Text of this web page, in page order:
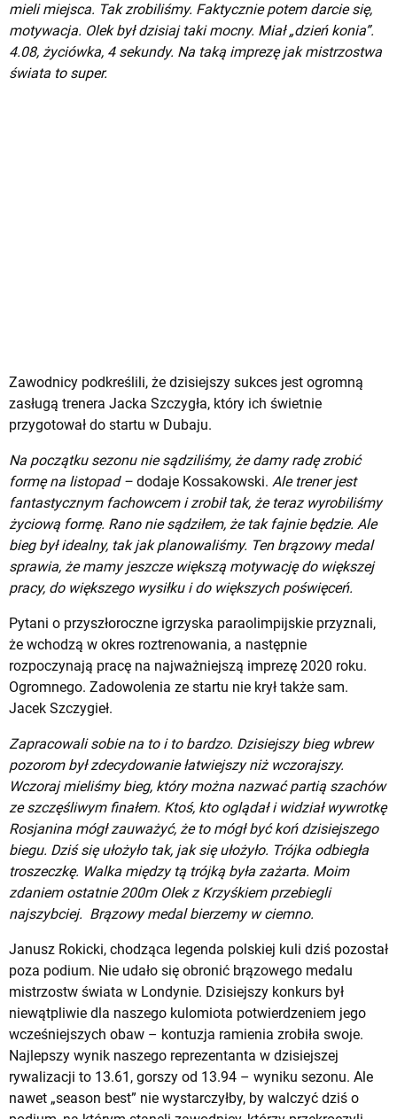
mieli miejsca. Tak zrobiliśmy. Faktycznie potem darcie się,
motywacja. Olek był dzisiaj taki mocny. Miał „dzień konia”.
4.08, życiówka, 4 sekundy. Na taką imprezę jak mistrzostwa
świata to super.
Zawodnicy podkreślili, że dzisiejszy sukces jest ogromną
zasługą trenera Jacka Szczygła, który ich świetnie
przygotował do startu w Dubaju.
Na początku sezonu nie sądziliśmy, że damy radę zrobić
formę na listopad – dodaje Kossakowski. Ale trener jest
fantastycznym fachowcem i zrobił tak, że teraz wyrobiliśmy
życiową formę. Rano nie sądziłem, że tak fajnie będzie. Ale
bieg był idealny, tak jak planowaliśmy. Ten brązowy medal
sprawia, że mamy jeszcze większą motywację do większej
pracy, do większego wysiłku i do większych poświęceń.
Pytani o przyszłoroczne igrzyska paraolimpijskie przyznali,
że wchodzą w okres roztrenowania, a następnie
rozpoczynają pracę na najważniejszą imprezę 2020 roku.
Ogromnego. Zadowolenia ze startu nie krył także sam.
Jacek Szczygieł.
Zapracowali sobie na to i to bardzo. Dzisiejszy bieg wbrew
pozorom był zdecydowanie łatwiejszy niż wczorajszy.
Wczoraj mieliśmy bieg, który można nazwać partią szachów
ze szczęśliwym finałem. Ktoś, kto oglądał i widział wywrotkę
Rosjanina mógł zauważyć, że to mógł być koń dzisiejszego
biegu. Dziś się ułożyło tak, jak się ułożyło. Trójka odbiegła
troszeczkę. Walka między tą trójką była zażarta. Moim
zdaniem ostatnie 200m Olek z Krzyśkiem przebiegli
najszybciej. Brązowy medal bierzemy w ciemno.
Janusz Rokicki, chodząca legenda polskiej kuli dziś pozostał
poza podium. Nie udało się obronić brązowego medalu
mistrzostw świata w Londynie. Dzisiejszy konkurs był
niewątpliwie dla naszego kulomiota potwierdzeniem jego
wcześniejszych obaw – kontuzja ramienia zrobiła swoje.
Najlepszy wynik naszego reprezentanta w dzisiejszej
rywalizacji to 13.61, gorszy od 13.94 – wyniku sezonu. Ale
nawet „season best” nie wystarczyłby, by walczyć dziś o